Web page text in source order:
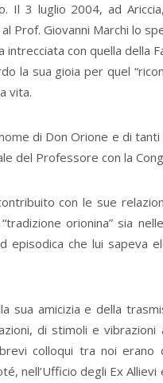
Il 3 luglio 2004, ad
Prof. Giovanni Marchi lo
con quella della
la sua gioia per quel
vita.
di Don Orione e di
del Professore con la
con le sue
orionina” sia
episodica che lui sapeva
sua amicizia e della
di stimoli e
colloqui tra noi erano
nell’Ufficio degli Ex